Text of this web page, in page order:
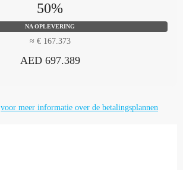
50%
NA OPLEVERING
≈ € 167.373
AED 697.389
voor meer informatie over de betalingsplannen